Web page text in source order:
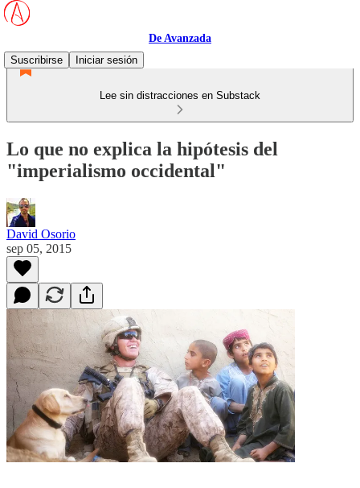
De Avanzada
Suscribirse
Iniciar sesión
Lee sin distracciones en Substack
Lo que no explica la hipótesis del
"imperialismo occidental"
David Osorio
sep 05, 2015